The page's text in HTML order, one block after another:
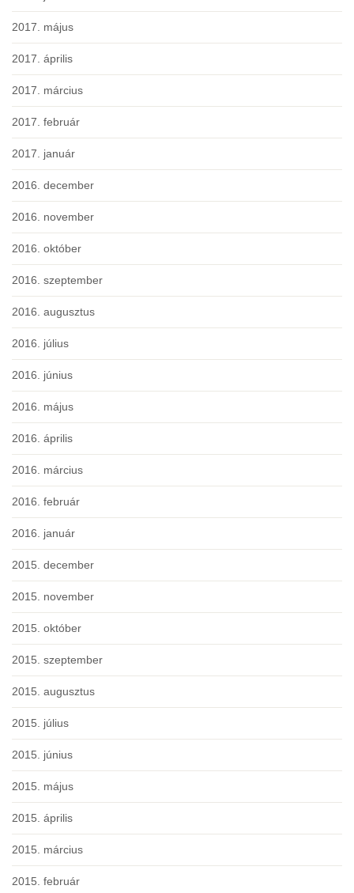
2017. május
2017. április
2017. március
2017. február
2017. január
2016. december
2016. november
2016. október
2016. szeptember
2016. augusztus
2016. július
2016. június
2016. május
2016. április
2016. március
2016. február
2016. január
2015. december
2015. november
2015. október
2015. szeptember
2015. augusztus
2015. július
2015. június
2015. május
2015. április
2015. március
2015. február